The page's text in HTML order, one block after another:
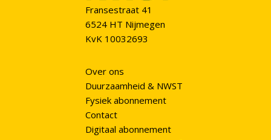
Fransestraat 41
6524 HT Nijmegen
KvK 10032693
Over ons
Duurzaamheid & NWST
Fysiek abonnement
Contact
Digitaal abonnement